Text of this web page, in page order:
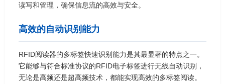
读写和管理，确保信息流的高效与安全。
高效的自动识别能力
RFID阅读器的多标签快速识别能力是其最显著的特点之一。
它能够与符合标准协议的RFID电子标签进行无线自动识别，
无论是高频还是超高频技术，都能实现高效的多标签阅读。